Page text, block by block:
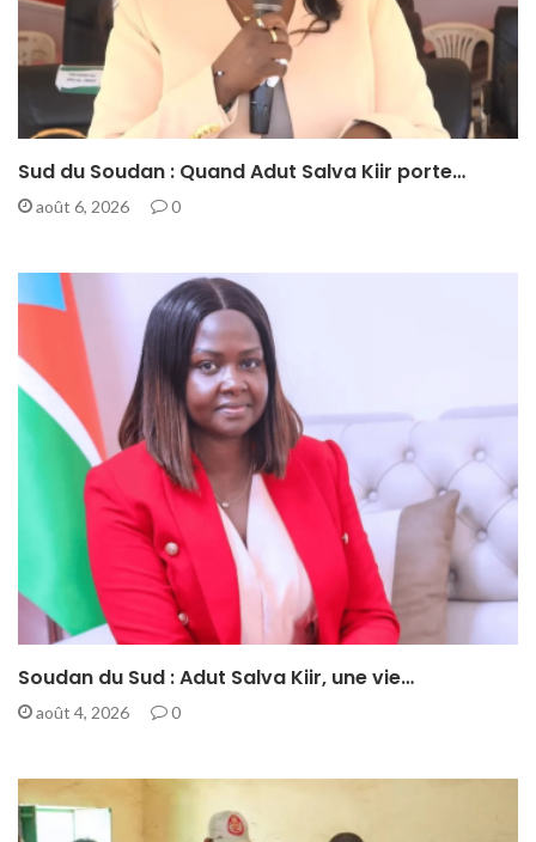
Sud du Soudan : Quand Adut Salva Kiir porte…
août 6, 2026 0
Soudan du Sud : Adut Salva Kiir, une vie…
août 4, 2026 0